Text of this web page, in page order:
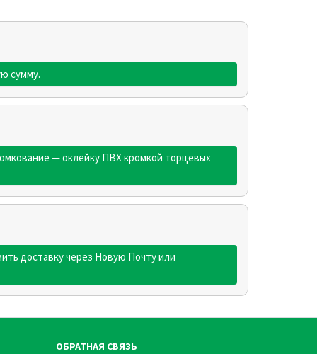
сумму.
— оклейку ПВХ кромкой торцевых
доставку через Новую Почту или
ОБРАТНАЯ СВЯЗЬ